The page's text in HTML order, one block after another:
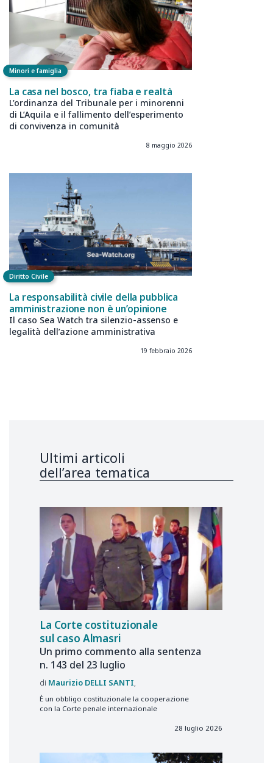
Minori e famiglia
La casa nel bosco, tra fiaba e realtà
L’ordinanza del Tribunale per i minorenni
di L’Aquila e il fallimento dell’esperimento
di convivenza in comunità
8 maggio 2026
Diritto Civile
La responsabilità civile della pubblica
amministrazione non è un’opinione
Il caso Sea Watch tra silenzio-assenso e
legalità dell’azione amministrativa
19 febbraio 2026
Ultimi articoli
dell’area tematica
La Corte costituzionale
sul caso Almasri
Un primo commento alla sentenza
n. 143 del 23 luglio
Maurizio DELLI SANTI
È un obbligo costituzionale la cooperazione
con la Corte penale internazionale
28 luglio 2026